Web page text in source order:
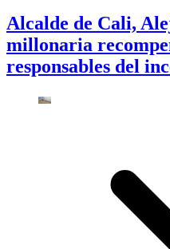
Alcalde de Cali,
millonaria
responsables del